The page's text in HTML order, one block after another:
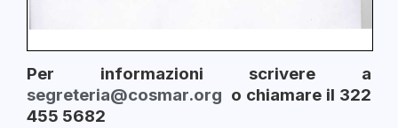
Per informazioni scrivere a
segreteria@cosmar.org o chiamare il 322
455 5682